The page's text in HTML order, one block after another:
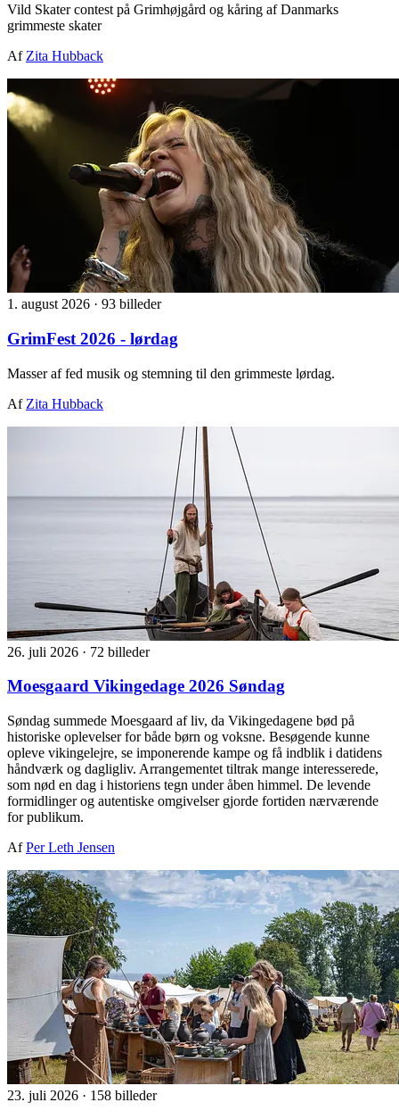
Vild Skater contest på Grimhøjgård og kåring af Danmarks
grimmeste skater
Af Zita Hubback
1. august 2026 · 93 billeder
GrimFest 2026 - lørdag
Masser af fed musik og stemning til den grimmeste lørdag.
Af Zita Hubback
26. juli 2026 · 72 billeder
Moesgaard Vikingedage 2026 Søndag
Søndag summede Moesgaard af liv, da Vikingedagene bød på
historiske oplevelser for både børn og voksne. Besøgende kunne
opleve vikingelejre, se imponerende kampe og få indblik i datidens
håndværk og dagligliv. Arrangementet tiltrak mange interesserede,
som nød en dag i historiens tegn under åben himmel. De levende
formidlinger og autentiske omgivelser gjorde fortiden nærværende
for publikum.
AfPer Leth Jensen
23. juli 2026 · 158 billeder